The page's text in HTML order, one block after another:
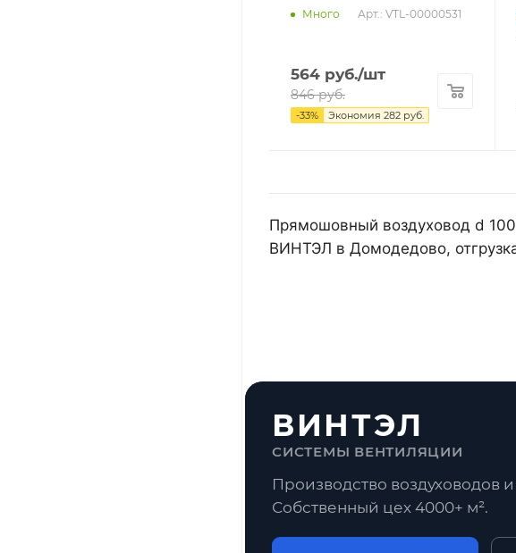
Много Арт.: VTL-00000531
564 руб./шт
846руб.
-33% Экономия 282 руб.
Прямошовный воздуховод d
ВИНТЭЛ в Домодедово,
ВИНТЭЛ
СИСТЕМЫ ВЕНТИЛЯЦИИ
Производство воздуховодов
Собственный цех 4000+ м².